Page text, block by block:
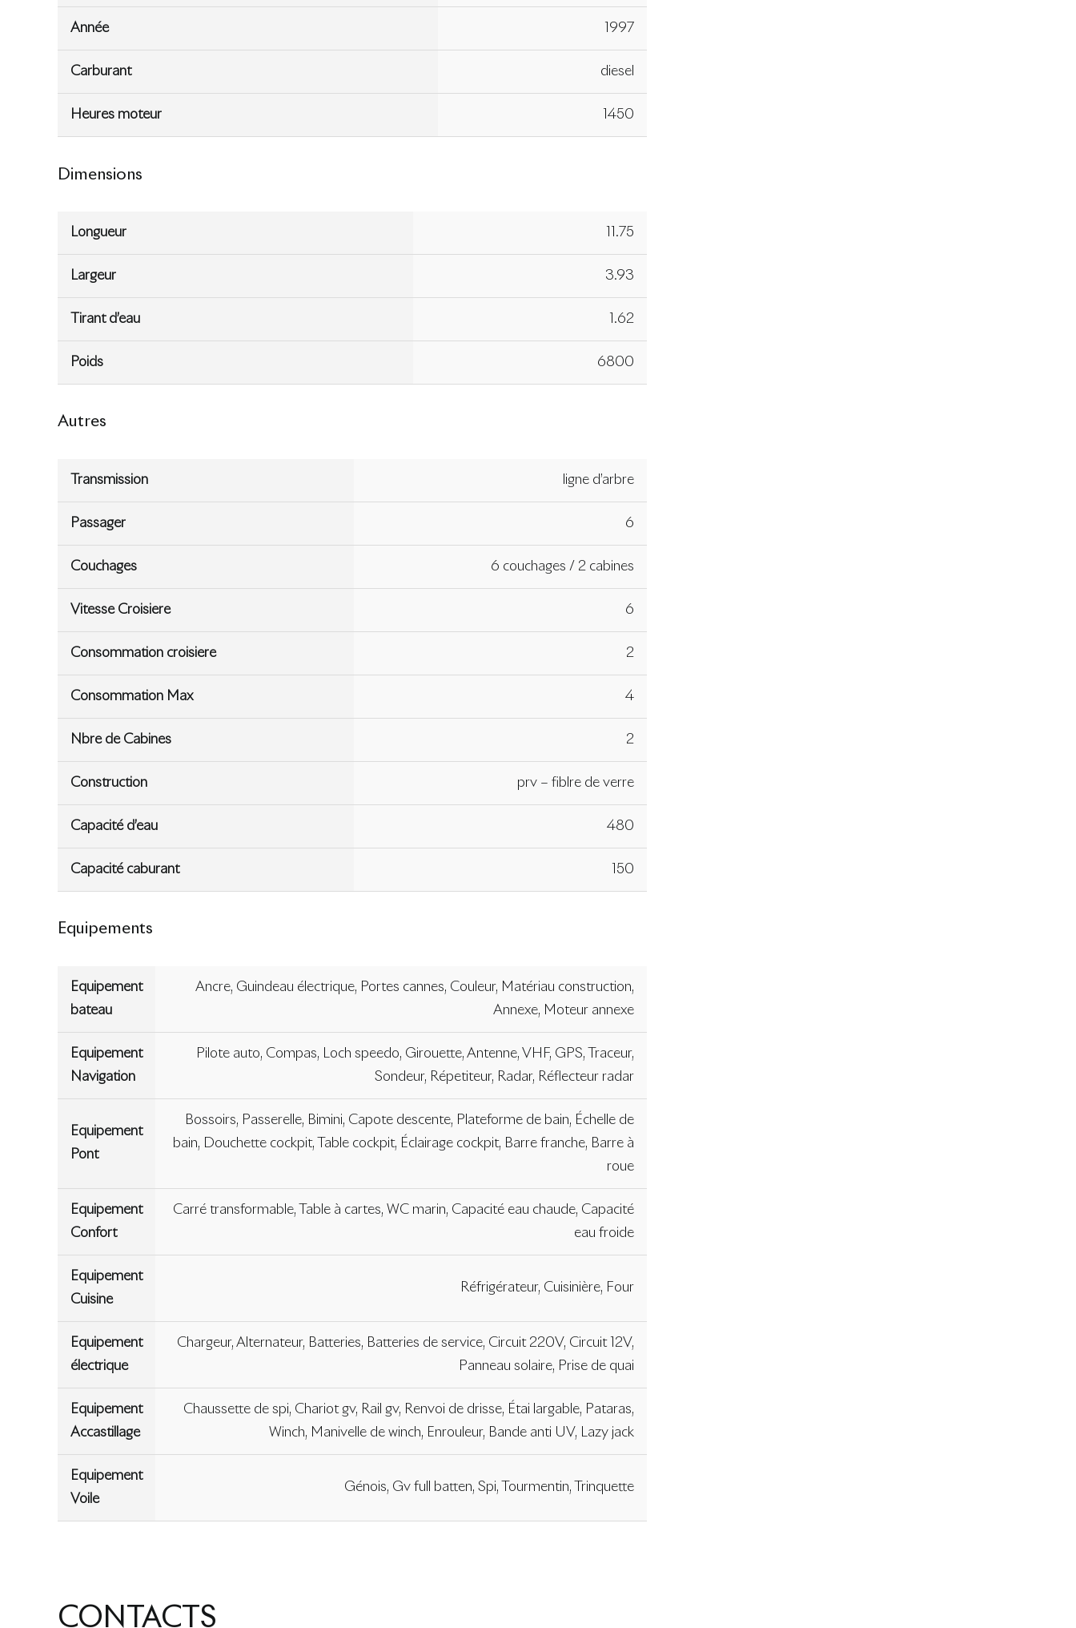
Année 1997
Carburant diesel
Heures moteur 1450
Dimensions
Longueur 11.75
Largeur 3.93
Tirant d’eau 1.62
Poids 6800
Autres
Transmission ligne d’arbre
Passager 6
Couchages 6 couchages / 2 cabines
Vitesse Croisiere 6
Consommation croisiere 2
Consommation Max 4
Nbre de Cabines 2
Construction prv – fiblre de verre
Capacité d’eau 480
Capacité caburant 150
Equipements
Equipement
bateau
Ancre, Guindeau électrique, Portes cannes, Couleur, Matériau construction,
Annexe, Moteur annexe
Equipement
Navigation
Pilote auto, Compas, Loch speedo, Girouette, Antenne, VHF, GPS, Traceur,
Sondeur, Répetiteur, Radar, Réflecteur radar
Equipement
Pont
Bossoirs, Passerelle, Bimini, Capote descente, Plateforme de bain, Échelle de
bain, Douchette cockpit, Table cockpit, Éclairage cockpit, Barre franche, Barre à
roue
Equipement
Confort
Carré transformable, Table à cartes, WC marin, Capacité eau chaude, Capacité
eau froide
Equipement
Cuisine
Réfrigérateur, Cuisinière, Four
Equipement
électrique
Chargeur, Alternateur, Batteries, Batteries de service, Circuit 220V, Circuit 12V,
Panneau solaire, Prise de quai
Equipement
Accastillage
Chaussette de spi, Chariot gv, Rail gv, Renvoi de drisse, Étai largable, Pataras,
Winch, Manivelle de winch, Enrouleur, Bande anti UV, Lazy jack
Equipement
Voile
Génois, Gv full batten, Spi, Tourmentin, Trinquette
CONTACTS